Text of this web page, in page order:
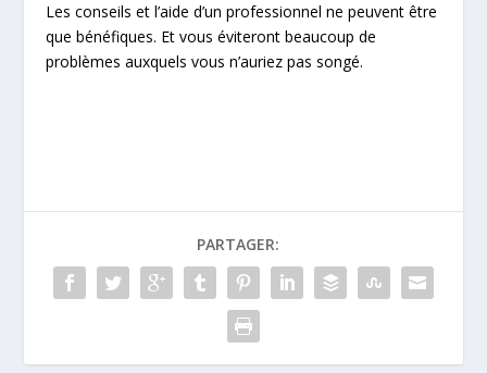
Les conseils et l’aide d’un professionnel ne peuvent être
que bénéfiques. Et vous éviteront beaucoup de
problèmes auxquels vous n’auriez pas songé.
PARTAGER: